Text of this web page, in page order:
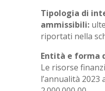
Tipologia di
ammissibili:
riportati nella
Entità e forma
Le risorse
l’annualità